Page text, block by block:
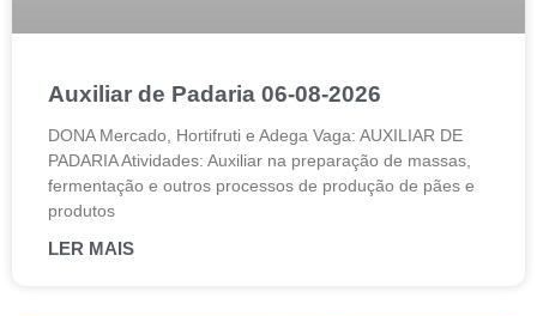
Auxiliar de Padaria 06-08-2026
DONA Mercado, Hortifruti e Adega Vaga: AUXILIAR DE
PADARIA Atividades: Auxiliar na preparação de massas,
fermentação e outros processos de produção de pães e
produtos
LER MAIS